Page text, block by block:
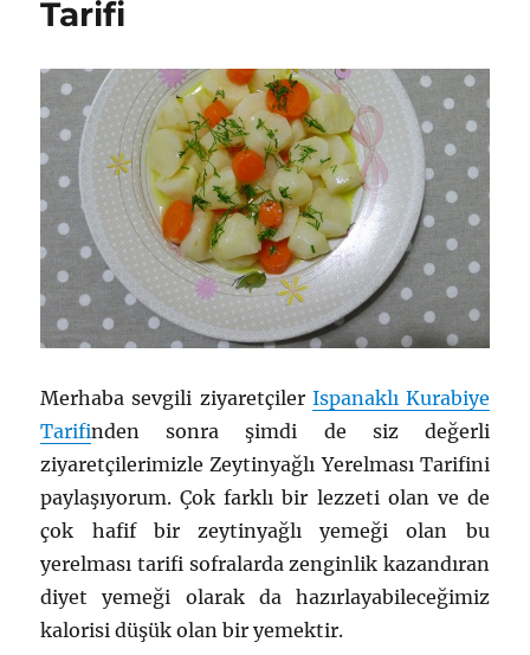
Tarifi
Merhaba sevgili ziyaretçiler Ispanaklı Kurabiye
Tarifinden sonra şimdi de siz değerli
ziyaretçilerimizle Zeytinyağlı Yerelması Tarifini
paylaşıyorum. Çok farklı bir lezzeti olan ve de
çok hafif bir zeytinyağlı yemeği olan bu
yerelması tarifi sofralarda zenginlik kazandıran
diyet yemeği olarak da hazırlayabileceğimiz
kalorisi düşük olan bir yemektir.